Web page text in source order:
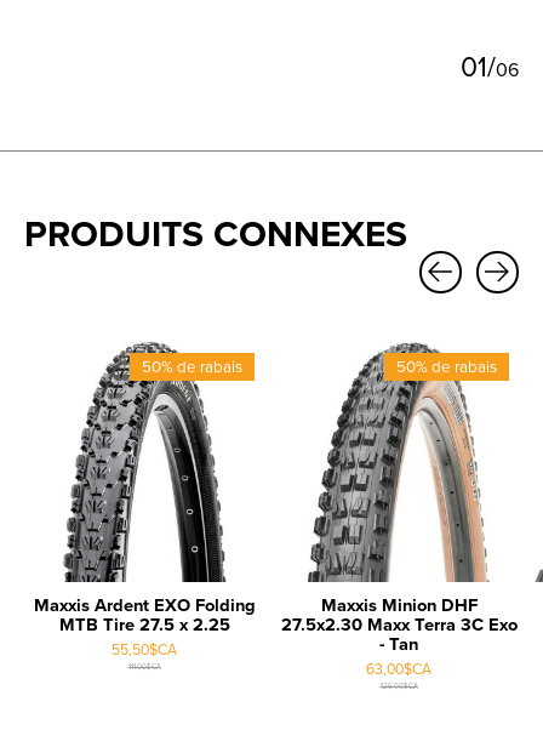
01/06
PRODUITS CONNEXES
50% de rabais
Maxxis Ardent EXO Folding
MTB Tire 27.5 x 2.25
55,50$CA
111,00$CA
50% de rabais
Maxxis Minion DHF
27.5x2.30 Maxx Terra 3C Exo
- Tan
63,00$CA
126,00$CA